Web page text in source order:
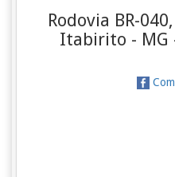
Rodovia BR-
Itabirito - MG